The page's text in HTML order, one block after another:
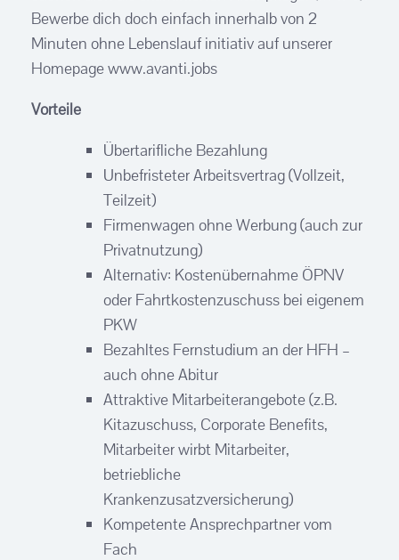
Bewerbe dich doch einfach innerhalb von 2
Minuten ohne Lebenslauf initiativ auf unserer
Homepage www.avanti.jobs
Vorteile
Übertarifliche Bezahlung
Unbefristeter Arbeitsvertrag (Vollzeit,
Teilzeit)
Firmenwagen ohne Werbung (auch zur
Privatnutzung)
Alternativ: Kostenübernahme ÖPNV
oder Fahrtkostenzuschuss bei eigenem
PKW
Bezahltes Fernstudium an der HFH –
auch ohne Abitur
Attraktive Mitarbeiterangebote (z.B.
Kitazuschuss, Corporate Benefits,
Mitarbeiter wirbt Mitarbeiter,
betriebliche
Krankenzusatzversicherung)
Kompetente Ansprechpartner vom
Fach